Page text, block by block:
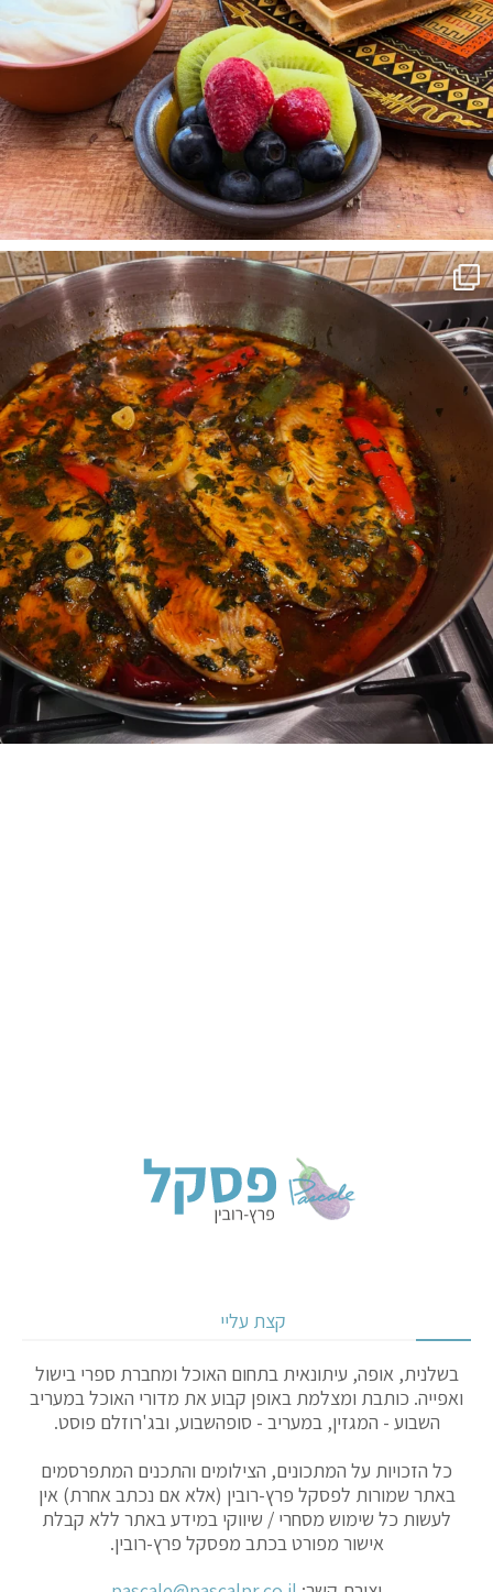
קצת עליי
בשלנית, אופה, עיתונאית בתחום האוכל ומחברת ספרי בישול
ואפייה. כותבת ומצלמת באופן קבוע את מדורי האוכל במעריב
השבוע - המגזין, במעריב - סופהשבוע, ובג'רוזלם פוסט.
כל הזכויות על המתכונים, הצילומים והתכנים המתפרסמים
באתר שמורות לפסקל פרץ-רובין (אלא אם נכתב אחרת) אין
לעשות כל שימוש מסחרי / שיווקי במידע באתר ללא קבלת
אישור מפורט בכתב מפסקל פרץ-רובין.